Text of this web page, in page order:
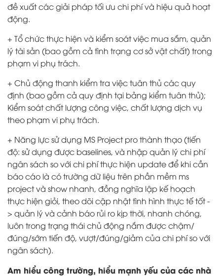
đề xuất các giải pháp tối ưu chi phí và hiệu quả hoạt
động.
+ Tổ chức thực hiện và kiểm soát việc mua sắm, quản
lý tài sản (bao gồm cả tình trạng cơ sở vật chất) trong
phạm vi phụ trách.
+ Chủ động thanh kiểm tra việc tuân thủ các quy
định (bao gồm cả quy định tại bảng kiểm tuân thủ);
Kiểm soát chất lượng công việc, chất lượng dịch vụ
theo phạm vi phụ trách.
+ Năng lực sử dụng MS Project pro thành thạo (tiến
độ: sử dụng được baselines, và nhập quản lý chi phí
ngân sách so với chi phí thực hiện update để khi cần
báo cáo là có trường dữ liệu trên phần mềm ms
project và show nhanh, đồng nghĩa lập kế hoạch
thực hiện giỏi, theo dõi cập nhật tình hình thực tế tốt -
> quản lý và cảnh báo rủi ro kịp thời, nhanh chóng,
luôn trong trạng thái chủ động nắm được chậm/
đúng/sớm tiến độ, vượt/đúng/giảm của chi phí so với
ngân sách).
Am hiểu công trường, hiểu mạnh yếu của các nhà